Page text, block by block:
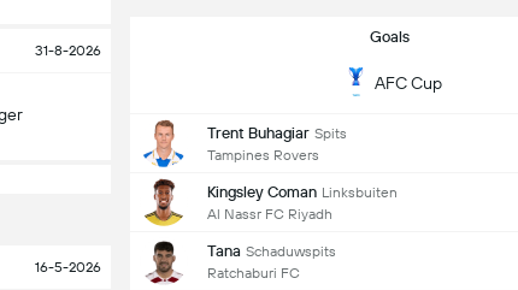
31-8-2026
16-5-2026
Goals
AFC Cup
Trent Buhagiar Spits
Tampines Rovers
Kingsley Coman Linksbuiten
Al Nassr FC Riyadh
Tana Schaduwspits
Ratchaburi FC